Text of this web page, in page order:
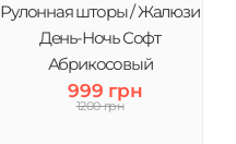
Рулонная шторы / Жалюзи
День-Ночь Софт
Абрикосовый
999 грн
1200 грн